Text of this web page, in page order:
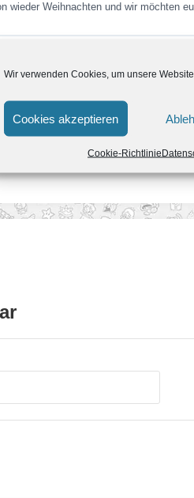
Wir verwenden Cookies, um unsere
Cookies akzeptieren
Cookie-Richtlinie
wieder Weihnachten und wir möchten
haben wir Mariofans.de online